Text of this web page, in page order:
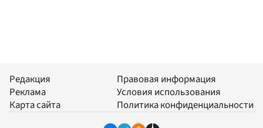
Редакция
Реклама
Карта сайта
Правовая информация
Условия использования
Политика конфиденциальности